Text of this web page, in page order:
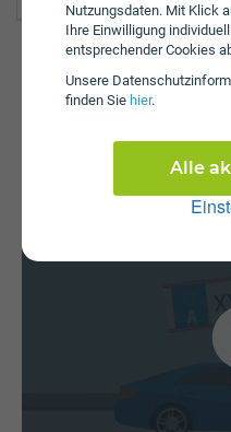
Nutzungsdaten. Mit Klick
Ihre Einwilligung
entsprechender Cookies
Unsere
finden Sie hier.
Alle
Günstig
KFZ-Zulassung